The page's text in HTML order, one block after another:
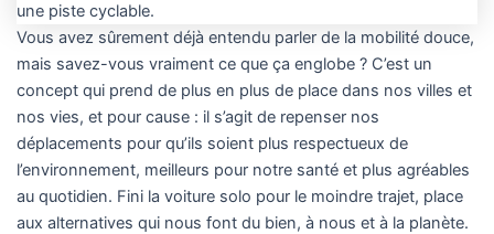
Vous avez sûrement déjà entendu parler de la mobilité douce,
mais savez-vous vraiment ce que ça englobe ? C’est un
concept qui prend de plus en plus de place dans nos villes et
nos vies, et pour cause : il s’agit de repenser nos
déplacements pour qu’ils soient plus respectueux de
l’environnement, meilleurs pour notre santé et plus agréables
au quotidien. Fini la voiture solo pour le moindre trajet, place
aux alternatives qui nous font du bien, à nous et à la planète.